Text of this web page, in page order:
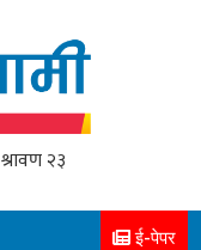
ई-पेपर